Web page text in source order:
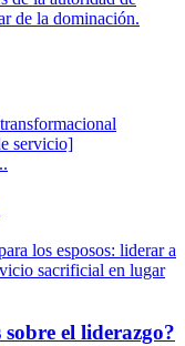
de la dominación.
servicio]
los esposos: liderar a
sacrificial en lugar
sobre el liderazgo?